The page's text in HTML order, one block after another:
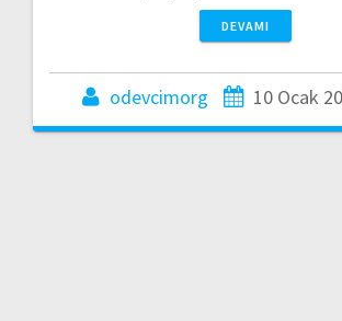
DEVAMI
odevcimorg 10 Ocak